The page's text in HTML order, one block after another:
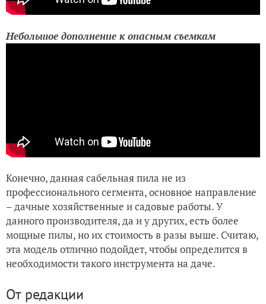
Небольшое дополнение к опасным съемкам
Конечно, данная сабельная пила не из
профессионального сегмента, основное направление
– дачные хозяйственные и садовые работы. У
данного производителя, да и у других, есть более
мощные пилы, но их стоимость в разы выше. Считаю,
эта модель отлично подойдет, чтобы определится в
необходимости такого инструмента на даче.
От редакции